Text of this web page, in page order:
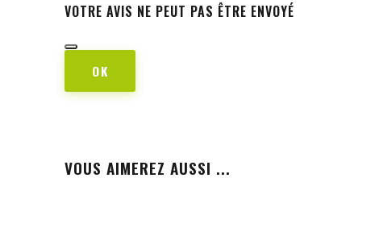
VOTRE AVIS NE PEUT PAS ÊTRE ENVOYÉ
OK
VOUS AIMEREZ AUSSI ...